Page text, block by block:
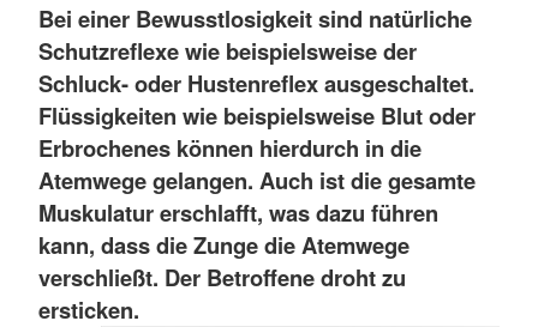
Bei einer Bewusstlosigkeit sind natürliche
Schutzreflexe wie beispielsweise der
Schluck- oder Hustenreflex ausgeschaltet.
Flüssigkeiten wie beispielsweise Blut oder
Erbrochenes können hierdurch in die
Atemwege gelangen. Auch ist die gesamte
Muskulatur erschlafft, was dazu führen
kann, dass die Zunge die Atemwege
verschließt. Der Betroffene droht zu
ersticken.